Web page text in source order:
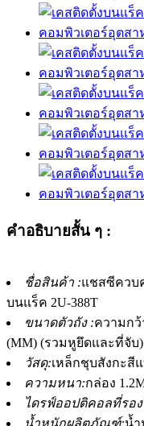
คำอธิบายสั้น ๆ :
ชื่อสินค้า :แชสซีควบ
บนแร็ค 2U-388T
ขนาดตัวถัง :ความกว้
(MM) (รวมหูยึดและที่จับ)
วัสดุ:เหล็กชุบสังกะสี
ความหนา:กล่อง
ไดรฟ์ออปติคอลที่รอง
น้ำหนักผลิตภัณฑ์:น้ำ